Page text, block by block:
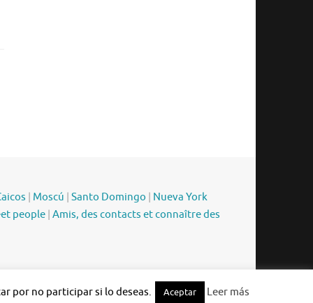
| Moscú | Santo Domingo | Nueva York
people | Amis, des contacts et connaître des
Tempera&WordPress.
por no participar si lo deseas. Aceptar Leer más